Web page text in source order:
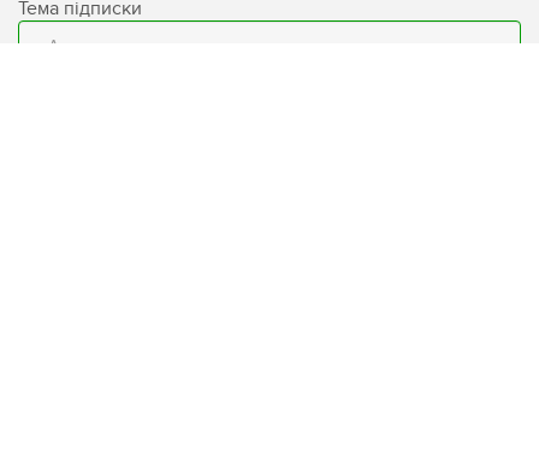
Тема підписки